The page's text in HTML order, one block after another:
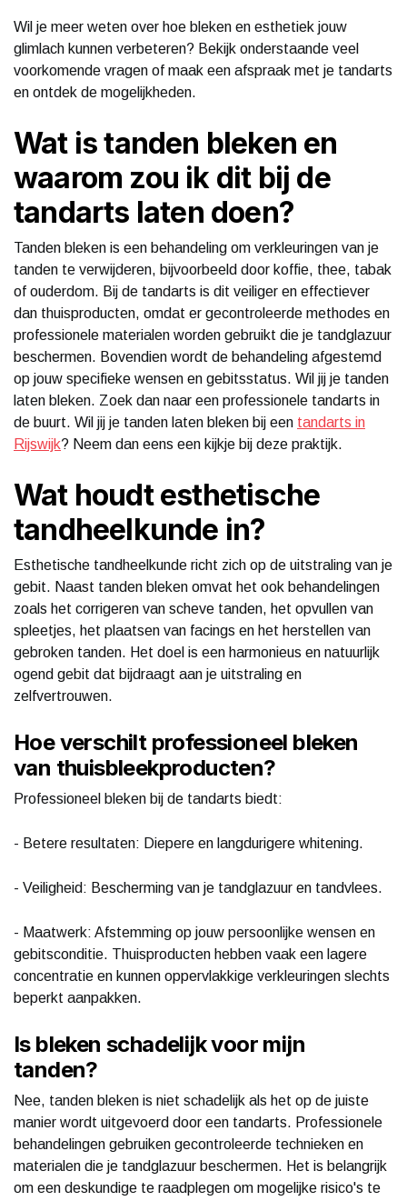
Wil je meer weten over hoe bleken en esthetiek jouw
glimlach kunnen verbeteren? Bekijk onderstaande veel
voorkomende vragen of maak een afspraak met je tandarts
en ontdek de mogelijkheden.
Wat is tanden bleken en
waarom zou ik dit bij de
tandarts laten doen?
Tanden bleken is een behandeling om verkleuringen van je
tanden te verwijderen, bijvoorbeeld door koffie, thee, tabak
of ouderdom. Bij de tandarts is dit veiliger en effectiever
dan thuisproducten, omdat er gecontroleerde methodes en
professionele materialen worden gebruikt die je tandglazuur
beschermen. Bovendien wordt de behandeling afgestemd
op jouw specifieke wensen en gebitsstatus. Wil jij je tanden
laten bleken. Zoek dan naar een professionele tandarts in
de buurt. Wil jij je tanden laten bleken bij een tandarts in
Rijswijk? Neem dan eens een kijkje bij deze praktijk.
Wat houdt esthetische
tandheelkunde in?
Esthetische tandheelkunde richt zich op de uitstraling van je
gebit. Naast tanden bleken omvat het ook behandelingen
zoals het corrigeren van scheve tanden, het opvullen van
spleetjes, het plaatsen van facings en het herstellen van
gebroken tanden. Het doel is een harmonieus en natuurlijk
ogend gebit dat bijdraagt aan je uitstraling en
zelfvertrouwen.
Hoe verschilt professioneel bleken
van thuisbleekproducten?
Professioneel bleken bij de tandarts biedt:
- Betere resultaten: Diepere en langdurigere whitening.
- Veiligheid: Bescherming van je tandglazuur en tandvlees.
- Maatwerk: Afstemming op jouw persoonlijke wensen en
gebitsconditie. Thuisproducten hebben vaak een lagere
concentratie en kunnen oppervlakkige verkleuringen slechts
beperkt aanpakken.
Is bleken schadelijk voor mijn
tanden?
Nee, tanden bleken is niet schadelijk als het op de juiste
manier wordt uitgevoerd door een tandarts. Professionele
behandelingen gebruiken gecontroleerde technieken en
materialen die je tandglazuur beschermen. Het is belangrijk
om een deskundige te raadplegen om mogelijke risico's te